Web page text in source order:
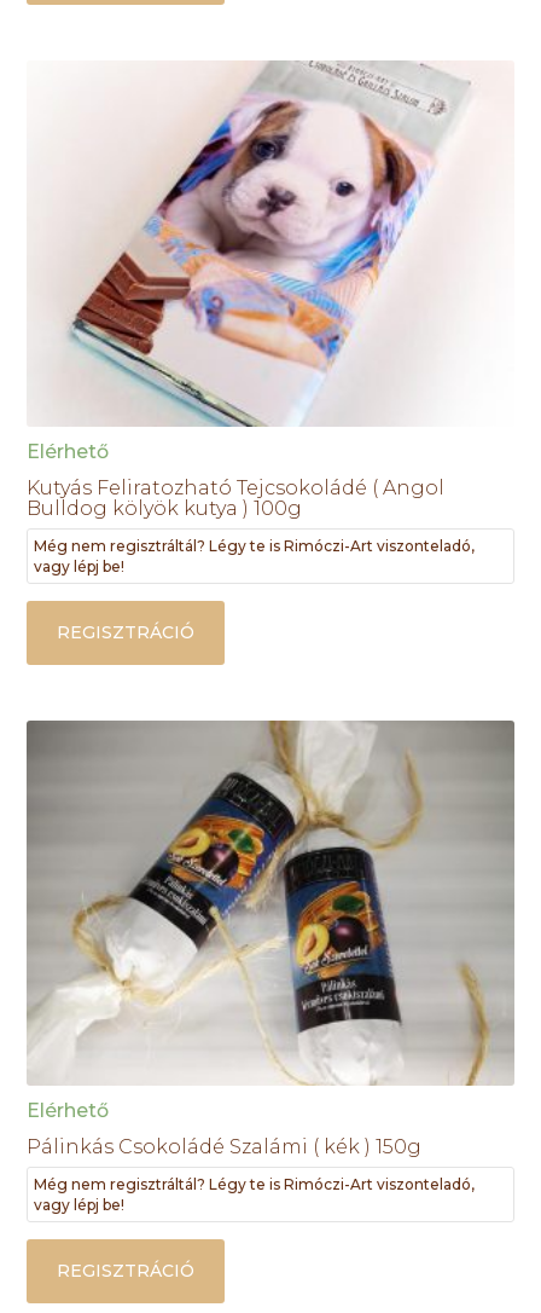
Elérhető
Kutyás Feliratozható Tejcsokoládé ( Angol
Bulldog kölyök kutya ) 100g
Még nem regisztráltál? Légy te is Rimóczi-Art viszonteladó,
vagy lépj be!
REGISZTRÁCIÓ
Elérhető
Pálinkás Csokoládé Szalámi ( kék ) 150g
Még nem regisztráltál? Légy te is Rimóczi-Art viszonteladó,
vagy lépj be!
REGISZTRÁCIÓ